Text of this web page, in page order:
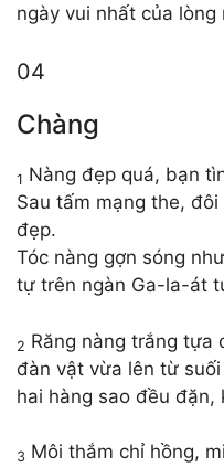
ngày vui nhất của lòng
04
Chàng
1 Nàng đẹp quá, bạn
Sau tấm mạng the,
đẹp.
Tóc nàng gợn sóng
tự trên ngàn Ga-la-át
2 Răng nàng trắng tựa
đàn vật vừa lên từ
hai hàng sao đều đặn,
3 Môi thắm chỉ hồng,